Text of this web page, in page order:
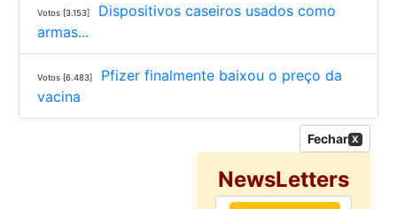
Votos [3.153]
Dispositivos caseiros usados como
armas...
Votos [6.483]
Pfizer finalmente baixou o preço da
vacina
Fechar X
NewsLetters